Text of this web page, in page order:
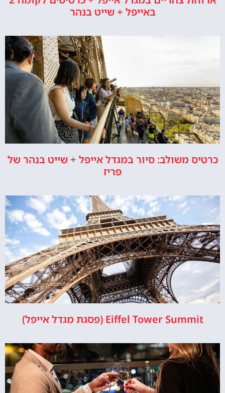
באייפל + שייט בנהר
כרטיס משולב: סיור במגדל אייפל + שייט בנהר של
פריז
Eiffel Tower Summit (פסגת מגדל אייפל)